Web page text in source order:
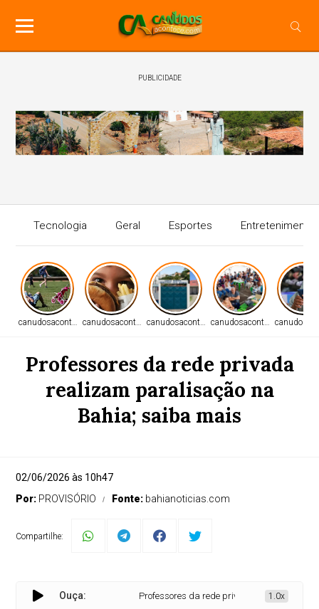
PUBLICIDADE
Tecnologia Geral Esportes Entretenimento
canudosacontece.comcanudosacontece.comcanudosacontece.comcanudosacontece.com
Professores da rede privada
realizam paralisação na
Bahia; saiba mais
02/06/2026 às 10h47
Por: PROVISÓRIO Fonte: bahianoticias.com
Compartilhe:
Ouça: Professores da rede privada realizam
1.0x